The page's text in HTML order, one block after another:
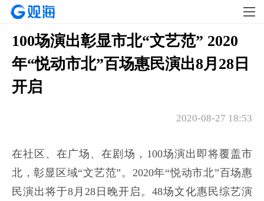
100场演出彰显市北“文艺范” 2020
年“悦动市北”百场惠民演出8月28日
开启
2020-08-27 18:53
在社区、在广场、在剧场，100场演出即将覆盖市
北，彰显区域“文艺范”。2020年“悦动市北”百场惠
民演出将于8月28日晚开启。48场文化惠民综艺演